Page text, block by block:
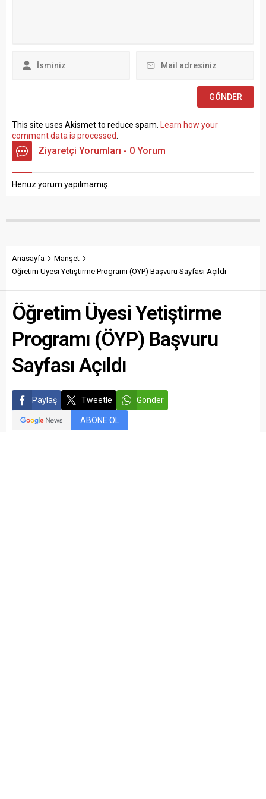
Sosyal Çalışmacı; sözlü
This site uses Akismet to reduce spam.
Learn how your
comment data is processed
Ziyaretçi Yorumları - 0 Yorum
Henüz yorum yapılmamış.
Anasayfa
Manşet
Öğretim Üyesi Yetiştirme Programı (ÖYP) Başvuru Sayfası Açıldı
Öğretim Üyesi Yetiştirme
Programı (ÖYP) Başvuru
Sayfası Açıldı
Paylaş Tweetle Gönder
ABONE OL